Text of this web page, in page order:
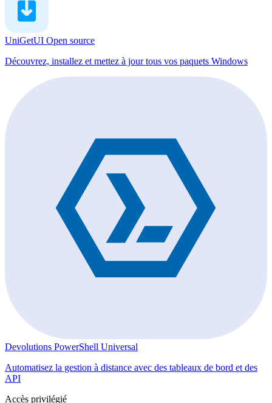
UniGetUI Open source
Découvrez, installez et mettez à jour tous vos paquets Windows
Devolutions PowerShell Universal
Automatisez la gestion à distance avec des tableaux de bord et des
API
Accès privilégié